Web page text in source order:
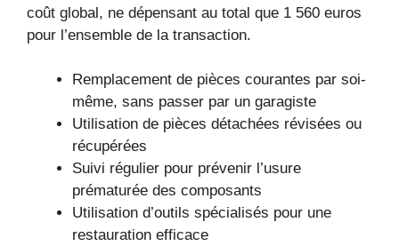
coût global, ne dépensant au total que 1 560 euros
pour l’ensemble de la transaction.
Remplacement de pièces courantes par soi-
même, sans passer par un garagiste
Utilisation de pièces détachées révisées ou
récupérées
Suivi régulier pour prévenir l’usure
prématurée des composants
Utilisation d’outils spécialisés pour une
restauration efficace